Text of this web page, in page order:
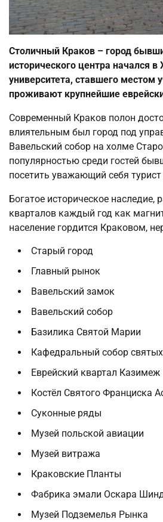
Столичный Краков – город
исторического центра начался
университета, ставшего местом
проживают крупнейшие
Современный Краков полон
влиятельным был город под
Вавельский собор на холме
популярностью среди гостей
посетить уважающий себя
Богатое историческое наследие,
кварталов каждый год как
население гордится Краковом,
Старый город
Главный рынок
Вавельский замок
Вавельский собор
Базилика Святой Марии
Кафедральный собор
Еврейский квартал Казимеж
Костёл Святого Франциска
Суконные ряды
Музей польской авиации
Музей витража
Краковские Планты
Фабрика эмали Оскара
Музей Подземелья Рынка